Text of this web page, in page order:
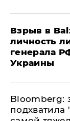
​Взрыв в
личность
генерала
Украины
Bloomberg:
подхватила